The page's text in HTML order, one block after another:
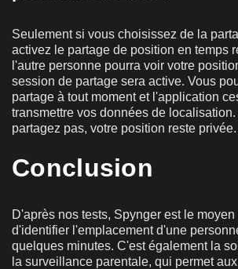
Seulement si vous choisissez de la
activez le partage de position en temps
l'autre personne pourra voir votre
session de partage sera active. Vous
partage à tout moment et l'application
transmettre vos données de
partagez pas, votre position reste privée.
Conclusion
D'après nos tests, Spynger est le
d'identifier l'emplacement d'une
quelques minutes. C'est également la
la surveillance parentale, qui permet